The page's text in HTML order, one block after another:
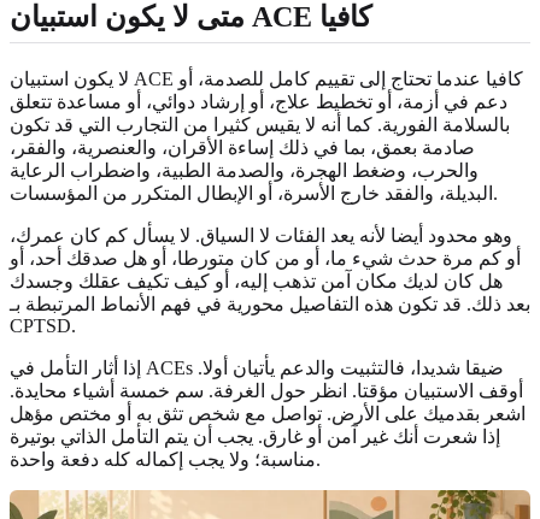
متى لا يكون استبيان ACE كافيا
لا يكون استبيان ACE كافيا عندما تحتاج إلى تقييم كامل للصدمة، أو
دعم في أزمة، أو تخطيط علاج، أو إرشاد دوائي، أو مساعدة تتعلق
بالسلامة الفورية. كما أنه لا يقيس كثيرا من التجارب التي قد تكون
صادمة بعمق، بما في ذلك إساءة الأقران، والعنصرية، والفقر،
والحرب، وضغط الهجرة، والصدمة الطبية، واضطراب الرعاية
البديلة، والفقد خارج الأسرة، أو الإبطال المتكرر من المؤسسات.
وهو محدود أيضا لأنه يعد الفئات لا السياق. لا يسأل كم كان عمرك،
أو كم مرة حدث شيء ما، أو من كان متورطا، أو هل صدقك أحد، أو
هل كان لديك مكان آمن تذهب إليه، أو كيف تكيف عقلك وجسدك
بعد ذلك. قد تكون هذه التفاصيل محورية في فهم الأنماط المرتبطة بـ
CPTSD.
إذا أثار التأمل في ACEs ضيقا شديدا، فالتثبيت والدعم يأتيان أولا.
أوقف الاستبيان مؤقتا. انظر حول الغرفة. سم خمسة أشياء محايدة.
اشعر بقدميك على الأرض. تواصل مع شخص تثق به أو مختص مؤهل
إذا شعرت أنك غير آمن أو غارق. يجب أن يتم التأمل الذاتي بوتيرة
مناسبة؛ ولا يجب إكماله كله دفعة واحدة.